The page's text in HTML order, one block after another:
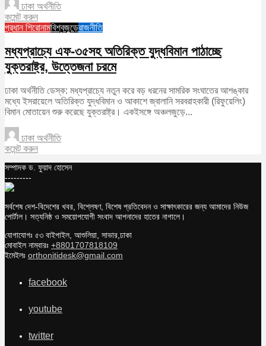
ঢাকা অর্থনীতি
কমেন্ট করুন
প্রধান শিরোনামবিশ্বজুড়েরাজনীতি
মধ্যপ্রাচ্যে এফ-৩৫সহ অতিরিক্ত যুদ্ধবিমান পাঠাচ্ছে
যুক্তরাষ্ট্র, উত্তেজনা চরমে
ঢাকা অর্থনীতি ডেস্ক: মধ্যপ্রাচ্যে নতুন করে বড় ধরনের সামরিক সংঘাতের আশঙ্কার
মধ্যে ইসরায়েলে অতিরিক্ত যুদ্ধবিমান ও আকাশে জ্বালানি সরবরাহকারী (রিফুয়েলিং)
বিমান মোতায়েন শুরু করেছে যুক্তরাষ্ট্র। একইসঙ্গে অঞ্চলজুড়ে...
ঢাকা অর্থনীতি
কমেন্ট করুন
সম্পাদক ড. ফুয়াদ হোসেন
---------
সর্বশেষ দেশ-বিদেশের খবর, বিশ্লেষণ, বিশেষ প্রতিবেদন ও সাক্ষাৎকারের জন্য আমাদের নিউজ
পোর্টাল। সত্যনিষ্ঠ ও সময়োপযোগী সংবাদ আপনাদের হাতের নাগালে।
যোগাযোগঃ ৫৩ বাইপাইল, আশুলিয়া, সাভার,ঢাকা
মোবাইল নাম্বারঃ +8801707818109
ইমেইলঃ orthonitidesk@gmail.com
facebook
youtube
twitter